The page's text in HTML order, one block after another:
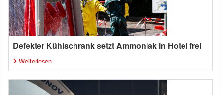
Defekter Kühlschrank setzt Ammoniak in Hotel frei
Weiterlesen